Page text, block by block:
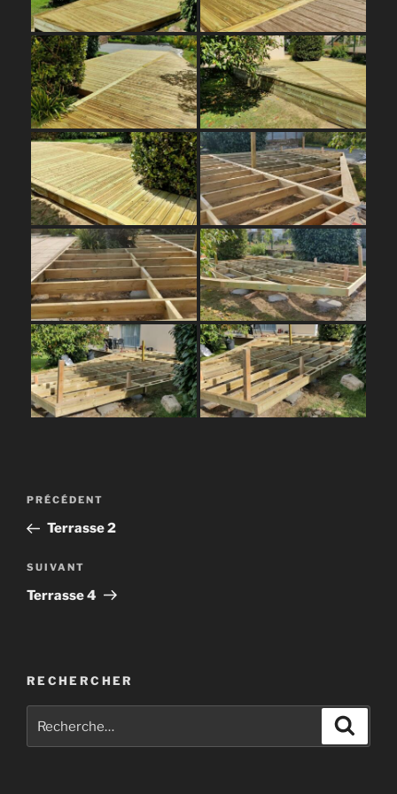
Navigation
l’article
Article
précédent
PRÉCÉDENT
Terrasse 2
Article
suivant
SUIVANT
Terrasse 4
RECHERCHER
pour